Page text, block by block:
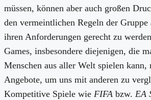
müssen, können aber auch großen
den vermeintlichen Regeln der Gruppe
ihren Anforderungen gerecht zu
Games, insbesondere diejenigen, die
Menschen aus aller Welt spielen kann,
Angebote, um uns mit anderen zu
Kompetitive Spiele wie FIFA bzw. EA